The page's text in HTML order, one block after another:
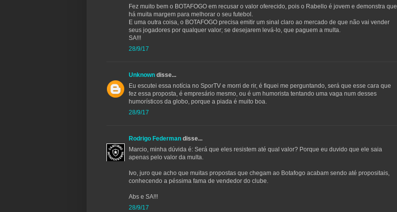
Fez muito bem o BOTAFOGO em recusar o valor oferecido, pois o Rabello é jovem e demonstra que
há muita margem para melhorar o seu futebol.
E uma outra coisa, o BOTAFOGO precisa emitir um sinal claro ao mercado de que não vai vender
seus jogadores por qualquer valor; se desejarem levá-lo, que paguem a multa.
SA!!!
28/9/17
Unknown disse...
Eu escutei essa notícia no SporTV e morri de rir, é fiquei me perguntando, será que esse cara que
fez essa proposta, é empresário mesmo, ou é um humorista tentando uma vaga num desses
humorísticos da globo, porque a piada é muito boa.
28/9/17
Rodrigo Federman disse...
Marcio, minha dúvida é: Será que eles resistem até qual valor? Porque eu duvido que ele saia
apenas pelo valor da multa.
Ivo, juro que acho que muitas propostas que chegam ao Botafogo acabam sendo até propositais,
conhecendo a péssima fama de vendedor do clube.
Abs e SA!!!
28/9/17